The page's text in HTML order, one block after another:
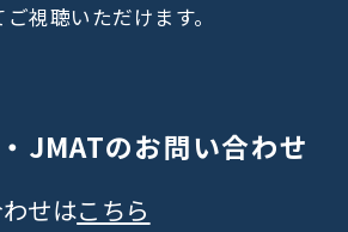
視聴いただけます。
JMATのお問い合わせ
せはこちら